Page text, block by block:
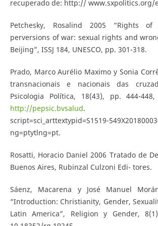
recuperado de: http:// www.sxpolitics.org/
Petchesky, Rosalind 2005 “Rights
perversions of war: sexual rights and
Beijing”, ISSJ 184, UNESCO, pp. 301-318.
Prado, Marco Aurélio Maximo y Sonia
transnacionais e nacionais das
Psicologia Política, 18(43), pp. 444-
http://pepsic.bvsalud. org/
script=sci_arttextypid=S1519-
ng=ptytlng=pt.
Rosatti, Horacio Daniel 2006 Tratado de
Buenos Aires, Rubinzal Culzoni Edi- tores.
Sáenz, Macarena y José Manuel
“Introduction: Christianity, Gender,
Latin America”, Religion y Gender,